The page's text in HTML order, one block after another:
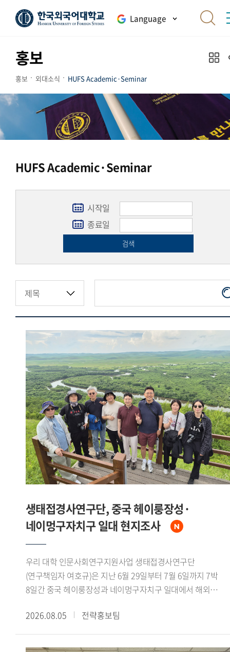
Language
홍보
홍보 외대소식 HUFS Academic·Seminar
HUFS Academic·Seminar
시작일
종료일
생태접경사연구단, 중국 헤이룽장성·
네이멍구자치구 일대 현지조사
우리 대학 인문사회연구지원사업 생태접경사연구단
(연구책임자 여호규)은 지난 6월 29일부터 7월 6일까지 7박
8일간 중국 헤이룽장성과 네이멍구자치구 일대에서 해외
참여했으며, 대흥안령 북서부의 생태환경과 북방유목민족의
역사문화를 조사 주제로 삼았다.조사단은 하얼빈과 치치하얼을
거쳐 어룬춘자치기 건허 어얼구나 만주리 하이라얼 자란툰으로
2026.08.05 전략홍보팀